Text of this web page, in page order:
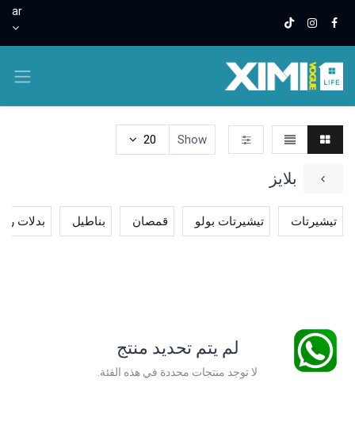
ar
بلايز
Show
20
تيشيرتات تيشيرتات بولو قمصان بناطيل بدلات
لم يتم تحديد منتج
لا توجد منتجات محددة في هذه الفئة.
0.00 J.D